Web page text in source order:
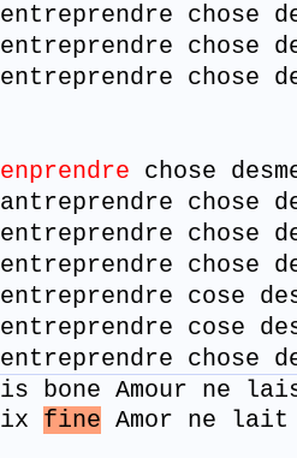
chose
chose
chose
enprendre chose
chose
chose
chose
cose
cose
chose
bone Amour ne
fine Amor ne lait